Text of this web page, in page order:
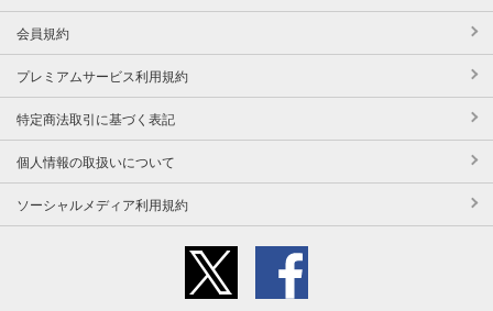
会員規約
プレミアムサービス利用規約
特定商法取引に基づく表記
個人情報の取扱いについて
ソーシャルメディア利用規約